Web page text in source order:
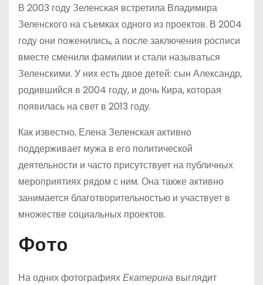
В 2003 году Зеленская встретила Владимира
Зеленского на съемках одного из проектов. В 2004
году они поженились, а после заключения росписи
вместе сменили фамилии и стали называться
Зеленскими. У них есть двое детей: сын Александр,
родившийся в 2004 году, и дочь Кира, которая
появилась на свет в 2013 году.
Как известно, Елена Зеленская активно
поддерживает мужа в его политической
деятельности и часто присутствует на публичных
мероприятиях рядом с ним. Она также активно
занимается благотворительностью и участвует в
множестве социальных проектов.
Фото
На одних фотографияхЕкатерина выглядит